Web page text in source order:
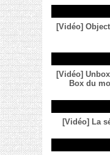
[Vidéo]
[Vidéo]
Box du
[Vidéo] La